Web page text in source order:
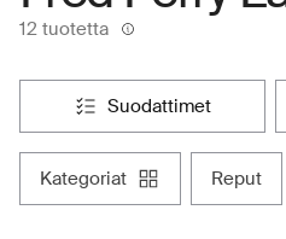
12 tuotetta
suodattimet
kategoriat reput